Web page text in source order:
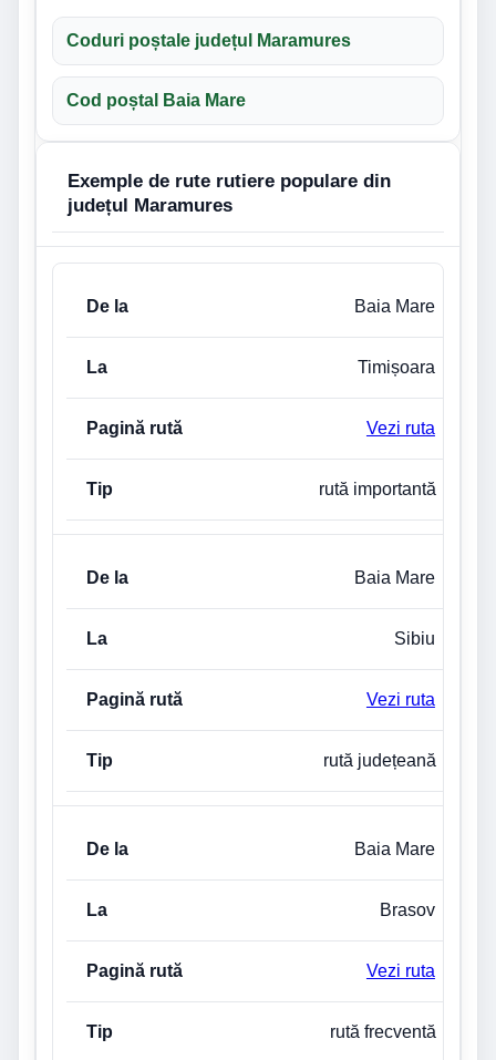
Coduri poștale județul Maramures
Cod poștal Baia Mare
Exemple de rute rutiere populare din
județul Maramures
Baia Mare
Timișoara
Vezi ruta
rută importantă
Baia Mare
Sibiu
Vezi ruta
rută județeană
Baia Mare
Brasov
Vezi ruta
rută frecventă